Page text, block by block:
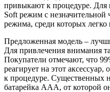
привыкают к процедуре. Для
Soft режим с незначительной
режима, среди которых
Предложенная модель –
Для привлечения внимания
Покупатели отмечают, что
реагирует на этот
к процедуре. Существенных
батарейка ААА, от которой